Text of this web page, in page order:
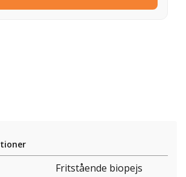
Fritstående biopejs